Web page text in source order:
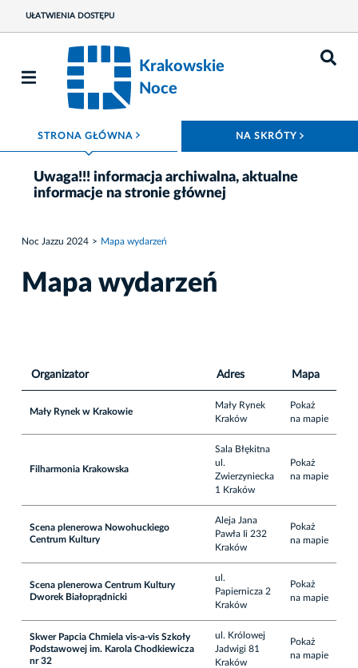
UŁATWIENIA DOSTĘPU
Krakowskie
Noce
STRONA GŁÓWNA ROZWIŃ MENU NA SKRÓTY
Uwaga!!! informacja archiwalna, aktualne
informacje na stronie głównej
Noc Jazzu 2024 Mapa wydarzeń
Mapa wydarzeń
Organizator Adres Mapa
Mały Rynek w Krakowie
Mały Rynek
Kraków
Pokaż
na mapie
Filharmonia Krakowska
Sala Błękitna
ul.
Zwierzyniecka
1 Kraków
Pokaż
na mapie
Scena plenerowa Nowohuckiego
Centrum Kultury
Aleja Jana
Pawła Ii 232
Kraków
Pokaż
na mapie
Scena plenerowa Centrum Kultury
Dworek Białoprądnicki
ul.
Papiernicza 2
Kraków
Pokaż
na mapie
Skwer Papcia Chmiela vis-a-vis Szkoły
Podstawowej im. Karola Chodkiewicza
nr 32
ul. Królowej
Jadwigi 81
Kraków
Pokaż
na mapie